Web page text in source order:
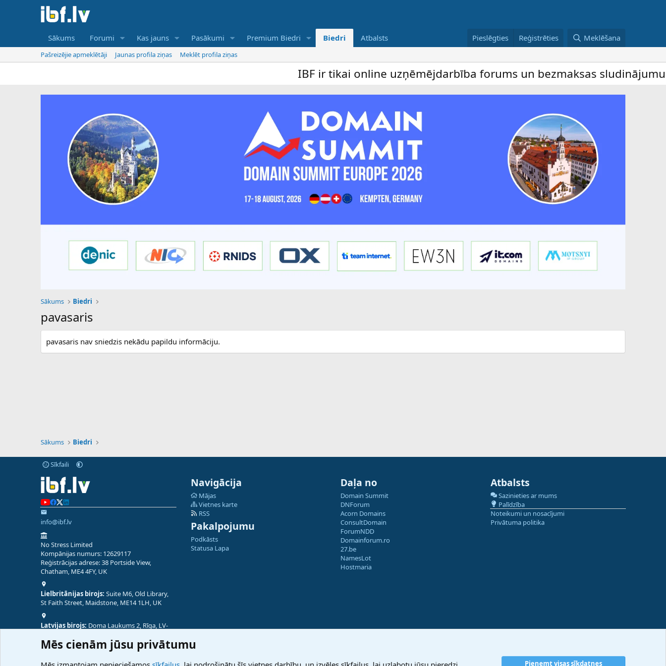
Sākums Forumi Kas jauns Pasākumi Premium Biedri Biedri Atbalsts Pieslēgties Reģistrēties Meklēšana
Pašreizējie apmeklētāji Jaunas profila ziņas Meklēt profila ziņas
IBF ir tikai online uzņēmējdarbība forums un bezmaksas sludinājumu
Sākums Biedri
pavasaris
pavasaris nav sniedzis nekādu papildu informāciju.
Sākums Biedri
Sīkfaili
info@ibf.lv
No Stress Limited
Kompānijas numurs: 12629117
Reģistrācijas adrese: 38 Portside View,
Chatham, ME4 4FY, UK
Lielbritānijas birojs: Suite M6, Old Library,
St Faith Street, Maidstone, ME14 1LH, UK
Latvijas birojs: Doma Laukums 2, Rīga, LV-
Navigācija
Mājas
Vietnes karte
RSS
Pakalpojumu
Podkāsts
Statusa Lapa
Daļa no
Domain Summit
DNForum
Acorn Domains
ConsultDomain
ForumNDD
Domainforum.ro
27.be
NamesLot
Hostmaria
Atbalsts
Sazinieties ar mums
Palīdzība
Noteikumi un nosacījumi
Privātuma politika
Mēs cienām jūsu privātumu
Pieņemt visas sīkdatnes